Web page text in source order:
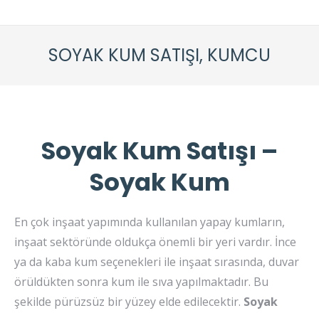
SOYAK KUM SATIŞI, KUMCU
Soyak Kum Satışı –
Soyak Kum
En çok inşaat yapımında kullanılan yapay kumların,
inşaat sektöründe oldukça önemli bir yeri vardır. İnce
ya da kaba kum seçenekleri ile inşaat sırasında, duvar
örüldükten sonra kum ile sıva yapılmaktadır. Bu
şekilde pürüzsüz bir yüzey elde edilecektir. Soyak